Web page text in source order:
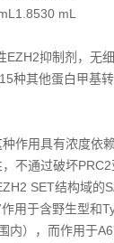
1.8530 mL
抑制剂，无
种其他蛋白甲基转
作用具有浓度依
不通过破坏
SET结构域的
用于含野生型和
内），而作用于